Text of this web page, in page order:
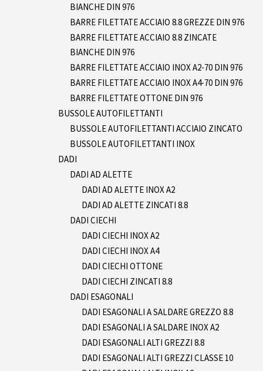
BIANCHE DIN 976
BARRE FILETTATE ACCIAIO 8.8 GREZZE DIN 976
BARRE FILETTATE ACCIAIO 8.8 ZINCATE
BIANCHE DIN 976
BARRE FILETTATE ACCIAIO INOX A2-70 DIN 976
BARRE FILETTATE ACCIAIO INOX A4-70 DIN 976
BARRE FILETTATE OTTONE DIN 976
BUSSOLE AUTOFILETTANTI
BUSSOLE AUTOFILETTANTI ACCIAIO ZINCATO
BUSSOLE AUTOFILETTANTI INOX
DADI
DADI AD ALETTE
DADI AD ALETTE INOX A2
DADI AD ALETTE ZINCATI 8.8
DADI CIECHI
DADI CIECHI INOX A2
DADI CIECHI INOX A4
DADI CIECHI OTTONE
DADI CIECHI ZINCATI 8.8
DADI ESAGONALI
DADI ESAGONALI A SALDARE GREZZO 8.8
DADI ESAGONALI A SALDARE INOX A2
DADI ESAGONALI ALTI GREZZI 8.8
DADI ESAGONALI ALTI GREZZI CLASSE 10